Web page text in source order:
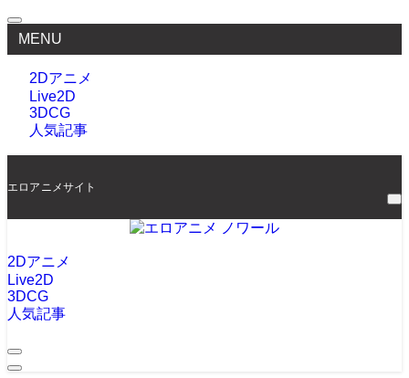
MENU
2Dアニメ
Live2D
3DCG
人気記事
エロアニメサイト
2Dアニメ
Live2D
3DCG
人気記事